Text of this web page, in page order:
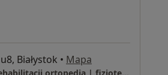
Białystok • Mapa